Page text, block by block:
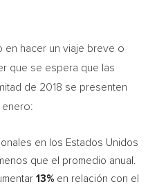
en hacer un viaje breve o
que se espera que las
de 2018 se presenten
enero:
en los Estados Unidos
que el promedio anual.
13% en relación con el